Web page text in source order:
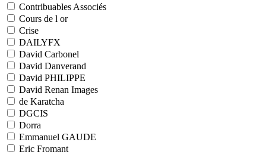
Contribuables Associés
Cours de l or
Crise
DAILYFX
David Carbonel
David Danverand
David PHILIPPE
David Renan Images
de Karatcha
DGCIS
Dorra
Emmanuel GAUDE
Eric Fromant